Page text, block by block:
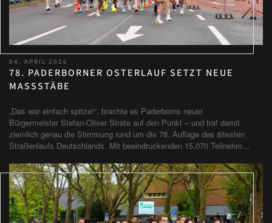
04. APRIL 2026
78. PADERBORNER OSTERLAUF SETZT NEUE
MASSSTÄBE
„Das war einfach spitze!“, brachte es Paderborns neuer
Bürgermeister Stefan-Oliver Strate auf den Punkt – und traf damit
ziemlich genau die Stimmung rund um die 78. Auflage des ältesten
Straßenlaufs Deutschlands. Mit beeindruckenden 15.070 Teilnehm…